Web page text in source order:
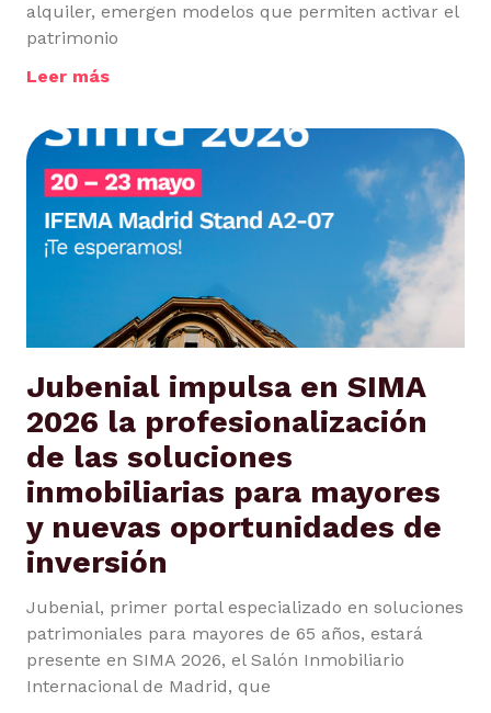
alquiler, emergen modelos que permiten activar el
patrimonio
Leer más
Jubenial impulsa en SIMA
2026 la profesionalización
de las soluciones
inmobiliarias para mayores
y nuevas oportunidades de
inversión
Jubenial, primer portal especializado en soluciones
patrimoniales para mayores de 65 años, estará
presente en SIMA 2026, el Salón Inmobiliario
Internacional de Madrid, que